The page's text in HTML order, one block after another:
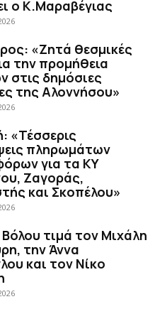
ο Κ.Μαραβέγιας
«Ζητά θεσμικές
την προμήθεια
στις δημόσιες
της Αλοννήσου»
«Τέσσερις
πληρωμάτων
για τα ΚΥ
Ζαγοράς,
και Σκοπέλου»
τιμά τον Μιχάλη
την Άννα
και τον Νίκο